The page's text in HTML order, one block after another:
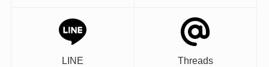
LINE Threads